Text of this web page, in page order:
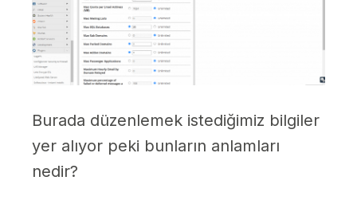
Burada düzenlemek istediğimiz bilgiler
yer alıyor peki bunların anlamları
nedir?